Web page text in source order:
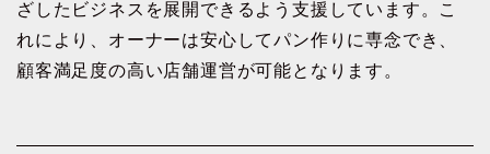
ざしたビジネスを展開できるよう支援しています。こ
れにより、オーナーは安心してパン作りに専念でき、
顧客満足度の高い店舗運営が可能となります。